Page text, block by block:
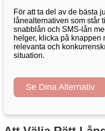
För att ta del av de bästa
lånealternativen som står
snabblån och SMS-lån
helger, klicka på knappen
relevanta och
situation.
Se Dina Alternativ